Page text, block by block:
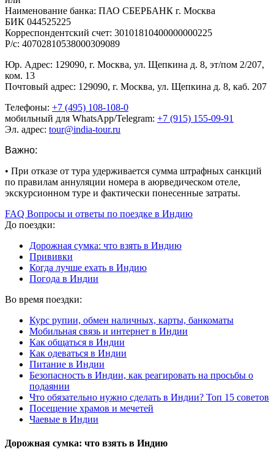
Наименование банка: ПАО СБЕРБАНК г. Москва
БИК 044525225
Корреспондентский счет: 30101810400000000225
Р/с: 40702810538000309089
Юр. Адрес: 129090, г. Москва, ул. Щепкина д. 8, эт/пом 2/207,
ком. 13
Почтовый адрес: 129090, г. Москва, ул. Щепкина д. 8, каб. 207
Телефоны: +7 (495) 108-108-0
мобильный для WhatsApp/Telegram: +7 (915) 155-09-91
Эл. адрес: tour@india-tour.ru
Важно:
• При отказе от тура удерживается сумма штрафных санкций
по правилам аннуляции номера в аюрведическом отеле,
экскурсионном туре и фактически понесенные затраты.
FAQ Вопросы и ответы по поездке в Индию
До поездки:
Дорожная сумка: что взять в Индию
Прививки
Когда лучше ехать в Индию
Погода в Индии
Во время поездки:
Курс рупии, обмен наличных, карты, банкоматы
Мобильная связь и интернет в Индии
Как общаться в Индии
Как одеваться в Индии
Питание в Индии
Безопасность в Индии, как реагировать на просьбы о
подаянии
Что обязательно нужно сделать в Индии? Топ 15 советов
Посещение храмов и мечетей
Чаевые в Индии
Дорожная сумка: что взять в Индию